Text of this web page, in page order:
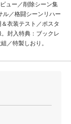
ュー／削除シーン集
ル／格闘シーンリハー
衣装テスト／ポスタ
封入特典：ブックレ
／特製しおり。